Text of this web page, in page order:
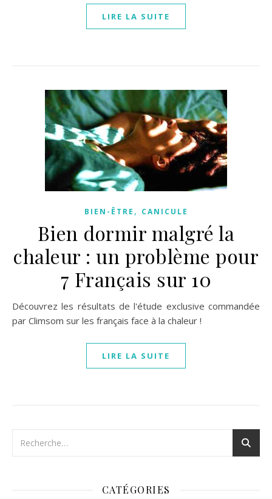
LIRE LA SUITE
BIEN-ÊTRE , CANICULE
Bien dormir malgré la
chaleur : un problème pour
7 Français sur 10
Découvrez les résultats de l'étude exclusive commandée
par Climsom sur les français face à la chaleur !
LIRE LA SUITE
CATÉGORIES